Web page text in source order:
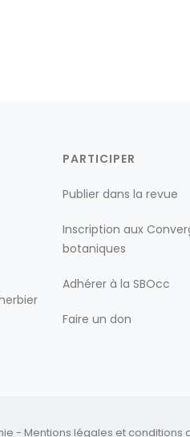
PARTICIPER
Publier dans la revue
Inscription aux
botaniques
Adhérer à la SBOcc
Faire un don
- Mentions légales et conditions